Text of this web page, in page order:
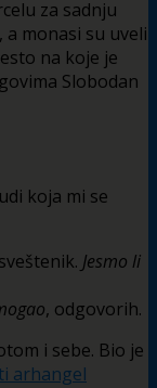
za sadnju
a monasi su uveli
na koje je
Slobodan
koja mi se
Jesmo li
, odgovorih.
i sebe. Bio je
arhangel